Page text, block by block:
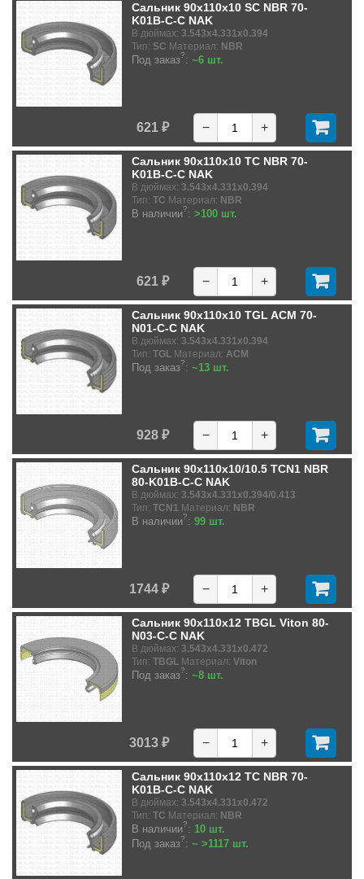
Сальник 90x110x10 SC NBR 70-
K01B-C-C NAK
В дюймах: 3.543x4.331x0.394
Тип: SC Материал: NBR
Под заказ?: ~6 шт.
621 ₽ − +
Сальник 90x110x10 TC NBR 70-
K01B-C-C NAK
В дюймах: 3.543x4.331x0.394
Тип: TC Материал: NBR
В наличии?: >100 шт.
621 ₽ − +
Сальник 90x110x10 TGL ACM 70-
N01-C-C NAK
В дюймах: 3.543x4.331x0.394
Тип: TGL Материал: ACM
Под заказ?: ~13 шт.
928 ₽ − +
Сальник 90x110x10/10.5 TCN1 NBR
80-K01B-C-C NAK
В дюймах: 3.543x4.331x0.394/0.413
Тип: TCN1 Материал: NBR
В наличии?: 99 шт.
1744 ₽ − +
Сальник 90x110x12 TBGL Viton 80-
N03-C-C NAK
В дюймах: 3.543x4.331x0.472
Тип: TBGL Материал: Viton
Под заказ?: ~8 шт.
3013 ₽ − +
Сальник 90x110x12 TC NBR 70-
K01B-C-C NAK
В дюймах: 3.543x4.331x0.472
Тип: TC Материал: NBR
В наличии?: 10 шт.
Под заказ?: ~ >1117 шт.